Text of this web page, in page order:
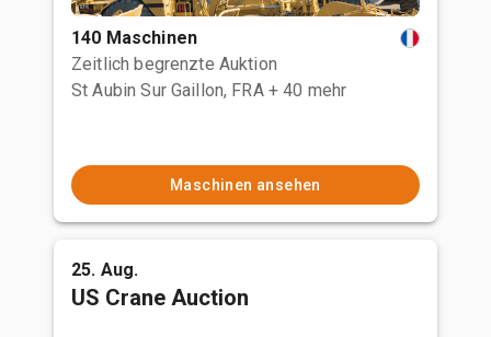
140 Maschinen
Zeitlich begrenzte Auktion
St Aubin Sur Gaillon, FRA + 40 mehr
Maschinen ansehen
25. Aug.
US Crane Auction